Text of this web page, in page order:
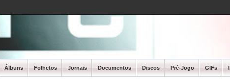
Álbuns Folhetos Jornais Documentos Discos Pré-Jogo GIFs